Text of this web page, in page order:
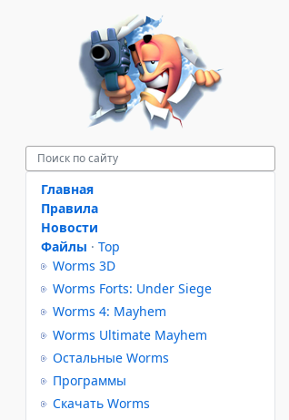
Главная
Правила
Новости
Файлы · Top
Worms 3D
Worms Forts: Under Siege
Worms 4: Mayhem
Worms Ultimate Mayhem
Остальные Worms
Программы
Скачать Worms